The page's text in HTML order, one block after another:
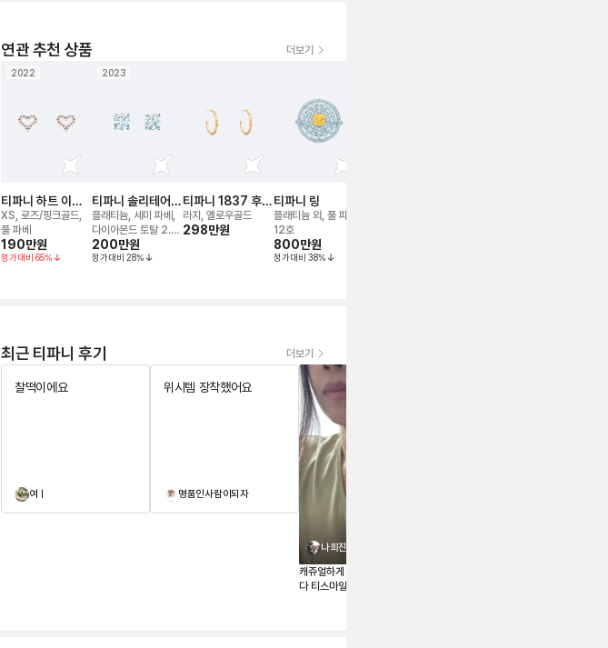
연관 추천 상품 더보기
2022
티파니 하트 이어
링
XS, 로즈/핑크골드,
풀 파베
190만원
정가대비 65%
2023
티파니 솔리테어
이어링
플래티늄, 세미 파베,
다이아몬드 토탈 2.7
부 한 쪽당 1.35부
200만원
정가대비 28%
티파니 1837 후프
이어링
라지, 옐로우골드
298만원
티파니 링
플래티늄 외, 풀 파베,
12호
800만원
정가대비 38%
최근 티파니 후기 더보기
찰떡이에요
여ㅣ
위시템 장착했어요
명품인사람이되자
나희진
캐쥬얼하게 착용할 목걸이를 알아보
다 티스마일 라지가 딱 들어왔는데